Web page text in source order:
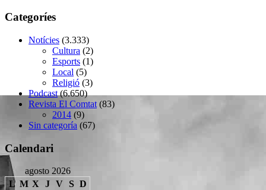
Categoríes
Notícies (3.333)
Cultura (2)
Esports (1)
Local (5)
Religió (3)
Podcast(6.650)
Revista El Comtat (83)
2014 (9)
Sin categoría (67)
Calendari
agosto 2026
L M X J V S D